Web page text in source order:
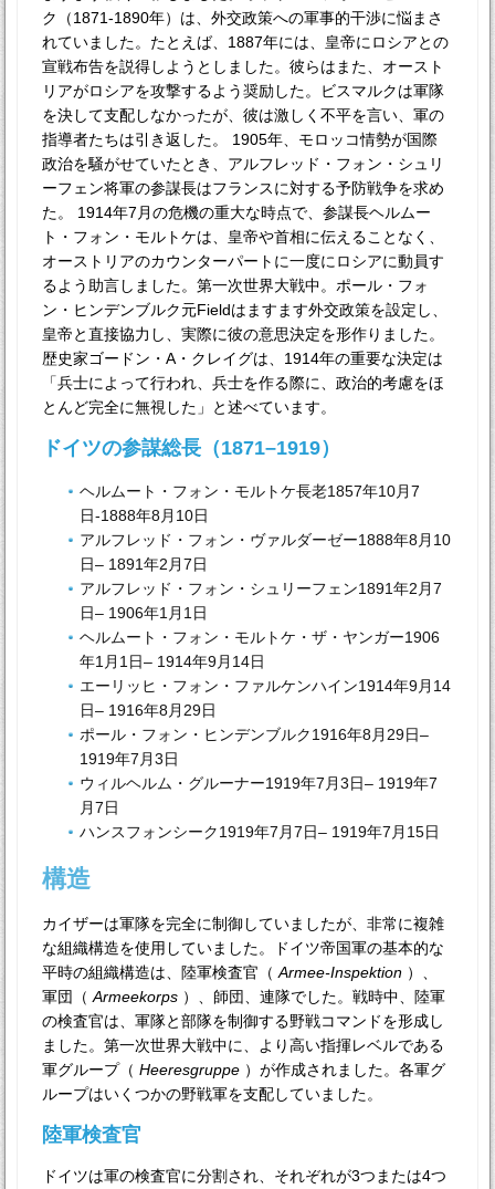
ク（1871-1890年）は、外交政策への軍事的干渉に悩まさ
れていました。たとえば、1887年には、皇帝にロシアとの
宣戦布告を説得しようとしました。彼らはまた、オースト
リアがロシアを攻撃するよう奨励した。ビスマルクは軍隊
を決して支配しなかったが、彼は激しく不平を言い、軍の
指導者たちは引き返した。 1905年、モロッコ情勢が国際
政治を騒がせていたとき、アルフレッド・フォン・シュリ
ーフェン将軍の参謀長はフランスに対する予防戦争を求め
た。 1914年7月の危機の重大な時点で、参謀長ヘルムー
ト・フォン・モルトケは、皇帝や首相に伝えることなく、
オーストリアのカウンターパートに一度にロシアに動員す
るよう助言しました。第一次世界大戦中。ポール・フォ
ン・ヒンデンブルク元Fieldはますます外交政策を設定し、
皇帝と直接協力し、実際に彼の意思決定を形作りました。
歴史家ゴードン・A・クレイグは、1914年の重要な決定は
「兵士によって行われ、兵士を作る際に、政治的考慮をほ
とんど完全に無視した」と述べています。
ドイツの参謀総長（1871–1919）
ヘルムート・フォン・モルトケ長老1857年10月7
日-1888年8月10日
アルフレッド・フォン・ヴァルダーゼー1888年8月10
日– 1891年2月7日
アルフレッド・フォン・シュリーフェン1891年2月7
日– 1906年1月1日
ヘルムート・フォン・モルトケ・ザ・ヤンガー1906
年1月1日– 1914年9月14日
エーリッヒ・フォン・ファルケンハイン1914年9月14
日– 1916年8月29日
ポール・フォン・ヒンデンブルク1916年8月29日–
1919年7月3日
ウィルヘルム・グルーナー1919年7月3日– 1919年7
月7日
ハンスフォンシーク1919年7月7日– 1919年7月15日
構造
カイザーは軍隊を完全に制御していましたが、非常に複雑
な組織構造を使用していました。ドイツ帝国軍の基本的な
平時の組織構造は、陸軍検査官（Armee-Inspektion ）、
軍団（Armeekorps ）、師団、連隊でした。戦時中、陸軍
の検査官は、軍隊と部隊を制御する野戦コマンドを形成し
ました。第一次世界大戦中に、より高い指揮レベルである
軍グループ（Heeresgruppe ）が作成されました。各軍グ
ループはいくつかの野戦軍を支配していました。
陸軍検査官
ドイツは軍の検査官に分割され、それぞれが3つまたは4つ